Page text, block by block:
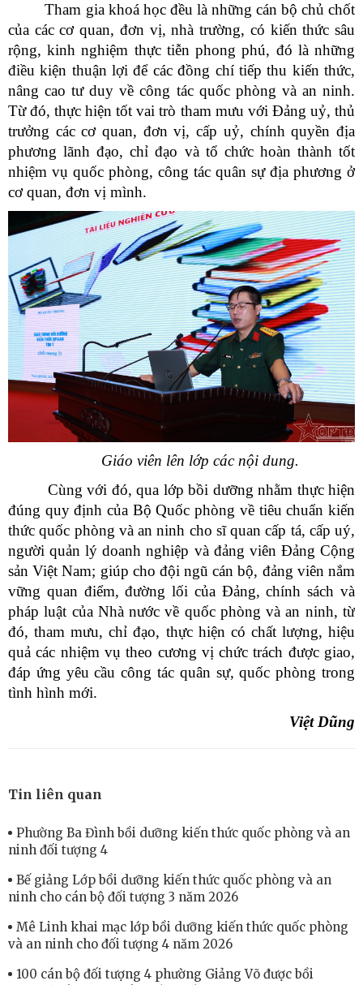
Tham gia khoá học đều là những cán bộ chủ chốt
của các cơ quan, đơn vị, nhà trường, có kiến thức sâu
rộng, kinh nghiệm thực tiễn phong phú, đó là những
điều kiện thuận lợi để các đồng chí tiếp thu kiến thức,
nâng cao tư duy về công tác quốc phòng và an ninh.
Từ đó, thực hiện tốt vai trò tham mưu với Đảng uỷ, thủ
trưởng các cơ quan, đơn vị, cấp uỷ, chính quyền địa
phương lãnh đạo, chỉ đạo và tổ chức hoàn thành tốt
nhiệm vụ quốc phòng, công tác quân sự địa phương ở
cơ quan, đơn vị mình.
Giáo viên lên lớp các nội dung.
Cùng với đó, qua lớp bồi dưỡng nhằm thực hiện
đúng quy định của Bộ Quốc phòng về tiêu chuẩn kiến
thức quốc phòng và an ninh cho sĩ quan cấp tá, cấp uý,
người quản lý doanh nghiệp và đảng viên Đảng Cộng
sản Việt Nam; giúp cho đội ngũ cán bộ, đảng viên nắm
vững quan điểm, đường lối của Đảng, chính sách và
pháp luật của Nhà nước về quốc phòng và an ninh, từ
đó, tham mưu, chỉ đạo, thực hiện có chất lượng, hiệu
quả các nhiệm vụ theo cương vị chức trách được giao,
đáp ứng yêu cầu công tác quân sự, quốc phòng trong
tình hình mới.
Việt Dũng
Tin liên quan
Phường Ba Đình bồi dưỡng kiến thức quốc phòng và an
ninh đối tượng 4
Bế giảng Lớp bồi dưỡng kiến thức quốc phòng và an
ninh cho cán bộ đối tượng 3 năm 2026
Mê Linh khai mạc lớp bồi dưỡng kiến thức quốc phòng
và an ninh cho đối tượng 4 năm 2026
100 cán bộ đối tượng 4 phường Giảng Võ được bồi